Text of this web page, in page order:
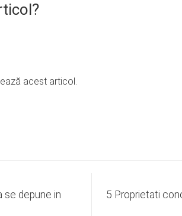
acest articol.
se depune in
5 Proprietati